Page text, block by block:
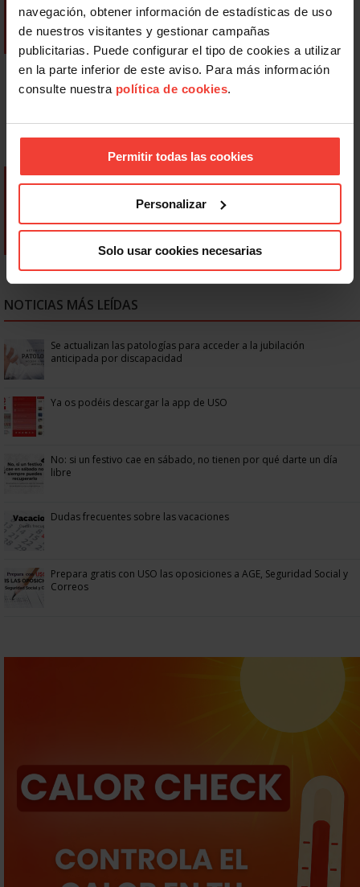
navegación, obtener información de estadísticas de uso
de nuestros visitantes y gestionar campañas
publicitarias. Puede configurar el tipo de cookies a utilizar
en la parte inferior de este aviso. Para más información
consulte nuestra política de cookies.
Permitir todas las cookies
Personalizar
Solo usar cookies necesarias
NOTICIAS MÁS LEÍDAS
Se actualizan las patologías para acceder a la jubilación
anticipada por discapacidad
Ya os podéis descargar la app de USO
No: si un festivo cae en sábado, no tienen por qué darte un día
libre
Dudas frecuentes sobre las vacaciones
Prepara gratis con USO las oposiciones a AGE, Seguridad Social y
Correos